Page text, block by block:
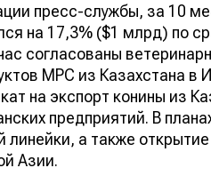
пресс-службы, за 10
на 17,3% ($1 млрд) по
согласованы
МРС из Казахстана в
на экспорт конины из
предприятий. В
линейки, а также
Азии.